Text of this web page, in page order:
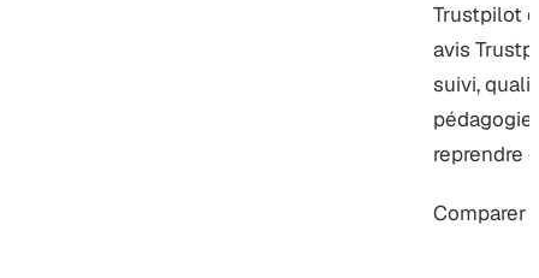
Trustpilot
avis
suivi,
reprendre
Comparer